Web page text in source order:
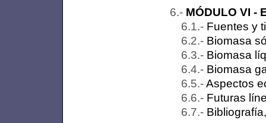
MÓDULO VI -
Fuentes y
Biomasa
Biomasa
Biomasa
Aspectos
Futuras